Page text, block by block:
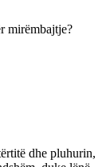
mirëmbajtje?
dhe pluhurin,